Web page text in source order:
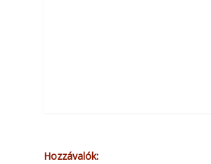
Hozzávalók: